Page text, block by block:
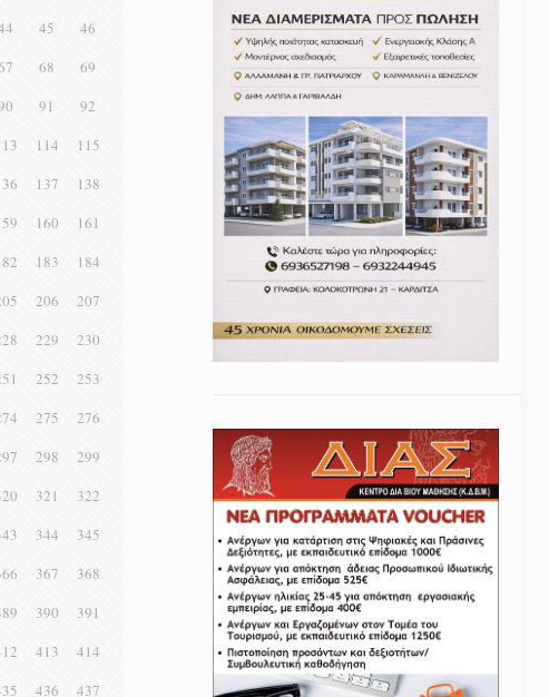
45
46
68
69
91
92
114
115
137
138
160
161
183
184
206
207
229
230
252
253
275
276
298
299
321
322
344
345
367
368
390
391
413
414
436
437